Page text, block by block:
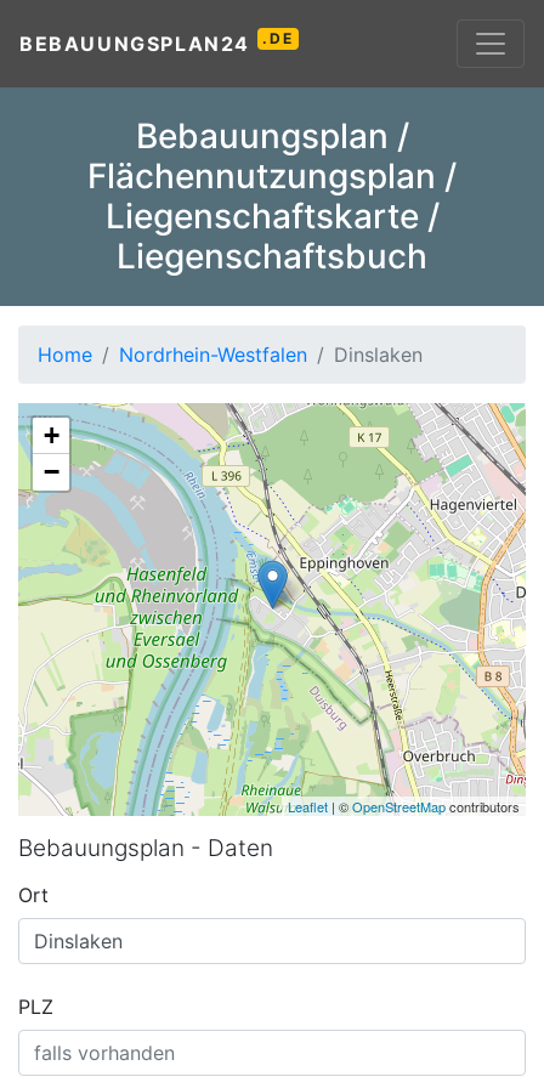
BEBAUUNGSPLAN24 .DE
Bebauungsplan /
Flächennutzungsplan /
Liegenschaftskarte /
Liegenschaftsbuch
Home Nordrhein-Westfalen Dinslaken
+
−
Leaflet | ©OpenStreetMapcontributors
Bebauungsplan - Daten
Ort
PLZ